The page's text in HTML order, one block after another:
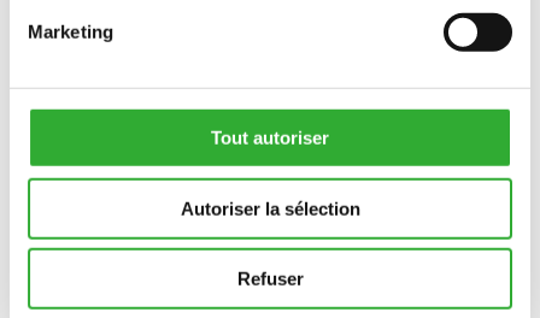
Marketing
Tout autoriser
Autoriser la sélection
Refuser